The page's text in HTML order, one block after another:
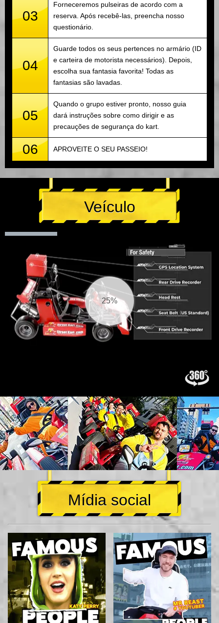
03
Forneceremos pulseiras de acordo com a
reserva. Após recebê-las, preencha nosso
questionário.
04
Guarde todos os seus pertences no armário (ID
e carteira de motorista necessários). Depois,
escolha sua fantasia favorita! Todas as
fantasias são lavadas.
05
Quando o grupo estiver pronto, nosso guia
dará instruções sobre como dirigir e as
precauções de segurança do kart.
06 APROVEITE O SEU PASSEIO!
Veículo
26%
Mídia social